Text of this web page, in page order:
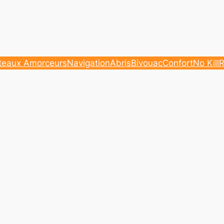
AmorceursNavigationAbrisBivouacConfortNo Kill